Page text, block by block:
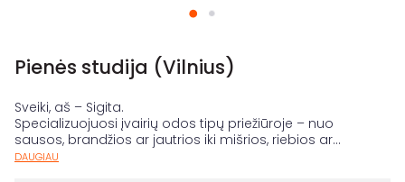
Pienės studija (Vilnius)
Sveiki, aš – Sigita.
Specializuojuosi įvairių odos tipų priežiūroje – nuo
sausos, brandžios ar jautrios iki mišrios, riebios ar...
DAUGIAU